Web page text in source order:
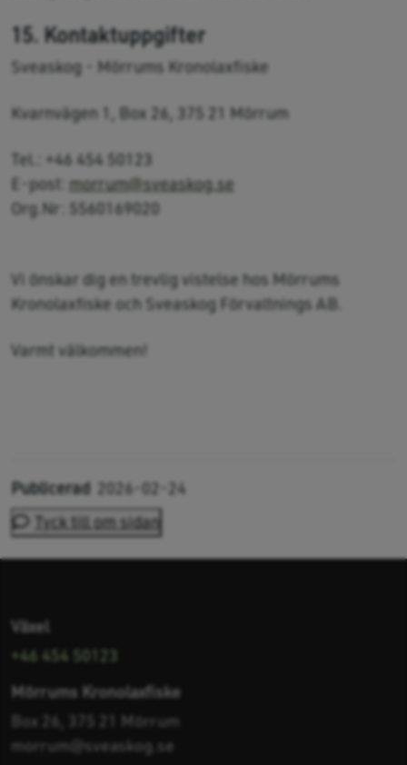
15. Kontaktuppgifter
Sveaskog - Mörrums Kronolaxfiske
Kvarnvägen 1, Box 26, 375 21 Mörrum
Tel.: +46 454 50123
E-post: morrum@sveaskog.se
Org.Nr: 5560169020
Vi önskar dig en trevlig vistelse hos Mörrums
Kronolaxfiske och Sveaskog Förvaltnings AB.
Varmt välkommen!
Publicerad 2026-02-24
Tyck till om sidan
Växel
+46 454 50123
Mörrums Kronolaxfiske
Box 26, 375 21 Mörrum
morrum@sveaskog.se